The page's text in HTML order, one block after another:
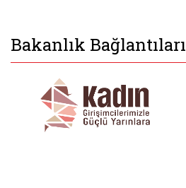
Bakanlık Bağlantıları